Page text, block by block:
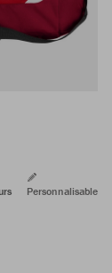
Personnalisable